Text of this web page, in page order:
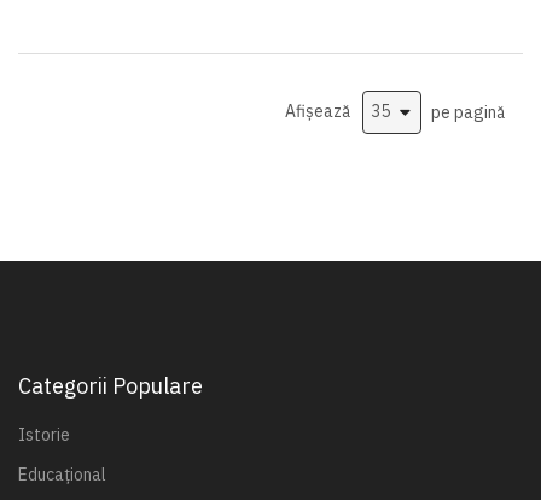
Afișează pe pagină
Categorii Populare
Istorie
Educațional